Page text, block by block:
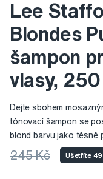
Lee
Blondes
šampon
vlasy, 250
Dejte sbohem
tónovací šampon se
blond barvu jako těsně
245 Kč Ušetříte